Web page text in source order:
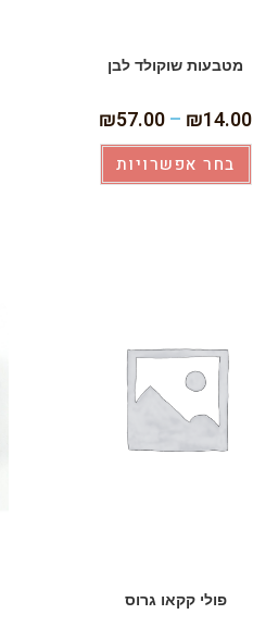
מטבעות שוקולד לבן
₪14.00
–
₪57.00
בחר אפשרויות
פולי קקאו גרוס